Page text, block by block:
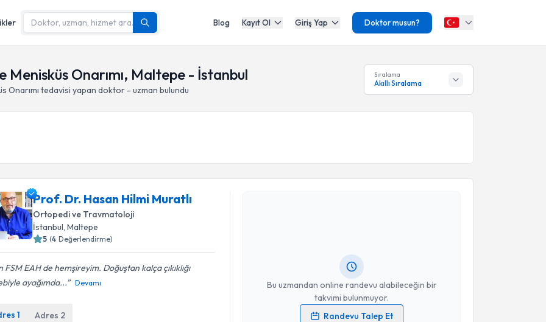
Blog Kayıt Ol Giriş Yap Doktor musun?
Onarımı, Maltepe - İstanbul
Onarımı tedavisi yapan doktor - uzman bulundu
Sıralama
Akıllı Sıralama
Prof. Dr. Hasan Hilmi Muratlı
Ortopedi ve Travmatoloji
İstanbul, Maltepe
5 (4 Değerlendirme)
FSM EAH de hemşireyim. Doğuştan kalça çıkıklığı
ayağımda...
Devamı
1 Adres 2
Bu uzmandan online randevu alabileceğin bir
takvimi bulunmuyor.
Randevu Talep Et
Randevu Takvimi Talebi